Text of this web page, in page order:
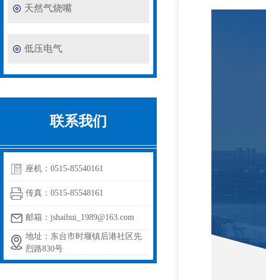
天然气烧嘴
低压电气
联系我们
座机：0515-85540161
传真：0515-85548161
邮箱：jshaihui_1989@163.com
地址：东台市时堰镇后港社区先
烈路830号